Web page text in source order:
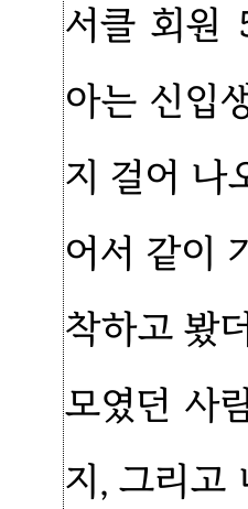
서클 회원
아는 신입
지 걸어 나
어서 같이
착하고 봤
모였던 사
지, 그리고